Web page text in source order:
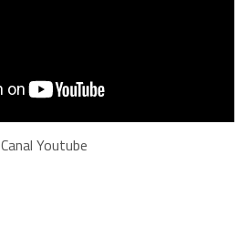
Canal Youtube